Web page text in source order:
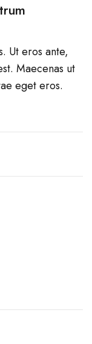
Ut eros ante,
Maecenas ut
eget eros.